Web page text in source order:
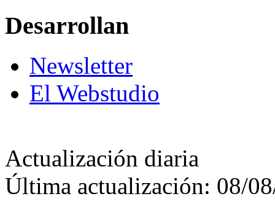
Desarrollan
Newsletter
El Webstudio
Actualización diaria
Última actualización: 08/